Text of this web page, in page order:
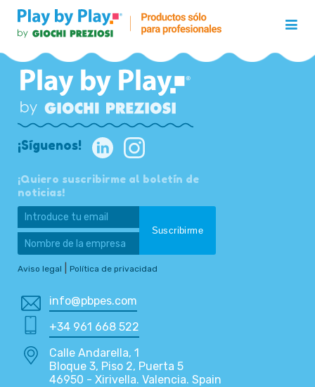
¡Síguenos!
¡Quiero suscribirme al boletín de
noticias!
Aviso legal Política de privacidad
info@pbpes.com
+34 961 668 522
Calle Andarella, 1
Bloque 3, Piso 2, Puerta 5
46950 - Xirivella. Valencia. Spain